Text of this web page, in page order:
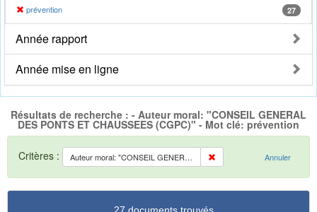
prévention 27
Année rapport
Année mise en ligne
Résultats de recherche : - Auteur moral: "CONSEIL GENERAL
DES PONTS ET CHAUSSEES (CGPC)" - Mot clé: prévention
Critères : Auteur moral: "CONSEIL GENERAL DES PONTS ET CHAUSSEES (CGPC)" Annuler